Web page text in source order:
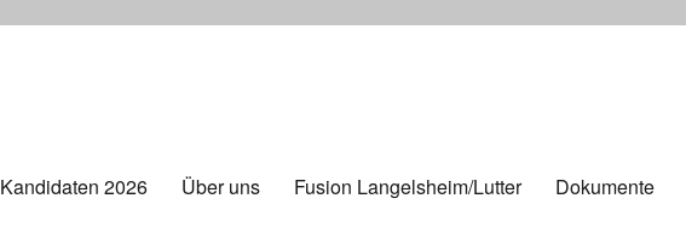
Kandidaten 2026 Über uns Fusion Langelsheim/Lutter Dokumente